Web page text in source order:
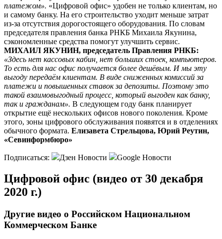
платежом». «Цифровой офис» удобен не только клиентам, но
и самому банку. На его строительство уходит меньше затрат
из-за отсутствия дорогостоящего оборудования. По словам
председателя правления банка РНКБ Михаила Якунина,
сэкономленные средства помогут улучшить сервис.
МИХАИЛ ЯКУНИН, председатель Правления РНКБ:
«Здесь нет кассовых кабин, нет больших стоек, компьютеров.
То есть для нас офис получается более дешёвым. И мы эту
выгоду передаём клиентам. В виде сниженных комиссий за
платежи и повышенных ставок за депозиты. Поэтому это
такой взаимовыгодный процесс, который выгоден как банку,
так и гражданам». В следующем году банк планирует
открытие ещё нескольких офисов нового поколения. Кроме
этого, зоны цифрового обслуживания появятся и в отделениях
обычного формата. Елизавета Стрельцова, Юрий Реутин,
«Севинформбюро»
Подписаться: Дзен Новости Google Новости
Цифровой офис (видео от 30 декабря
2020 г.)
Другие видео о Российском Национальном
Коммерческом Банке